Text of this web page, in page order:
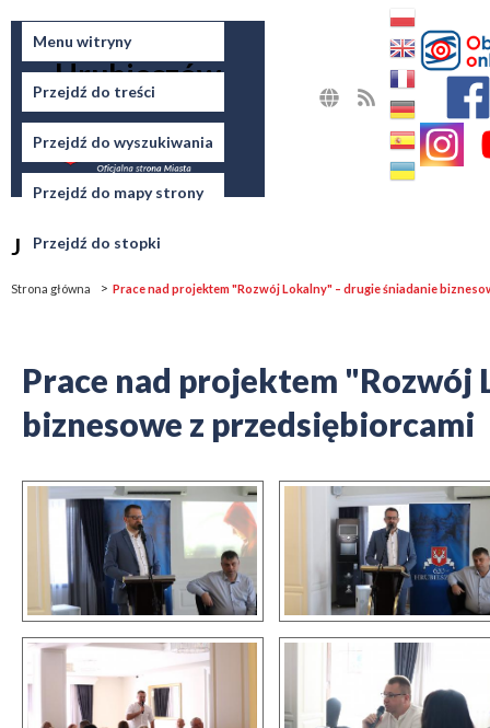
Menu witryny
Przejdź do treści
Przejdź do wyszukiwania
Przejdź do mapy strony
Przejdź do stopki
Miasto
Hrubieszów
Jesteś tutaj
Strona główna Prace nad projektem "Rozwój Lokalny" – drugie śniadanie
Prace nad projektem "Rozwój
biznesowe z przedsiębiorcami